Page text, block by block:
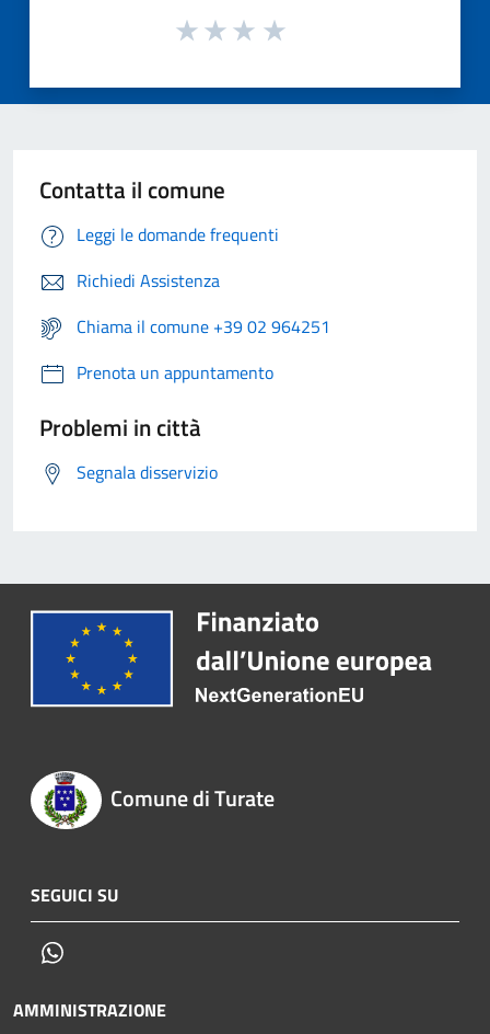
Contatta il comune
Leggi le domande frequenti
Richiedi Assistenza
Chiama il comune +39 02 964251
Prenota un appuntamento
Problemi in città
Segnala disservizio
Comune di Turate
SEGUICI SU
AMMINISTRAZIONE